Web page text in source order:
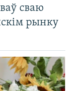
сваю
рынку